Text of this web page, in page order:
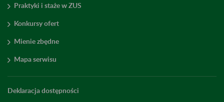
Praktyki i staże w ZUS
Konkursy ofert
Mienie zbędne
Mapa serwisu
Deklaracja dostępności